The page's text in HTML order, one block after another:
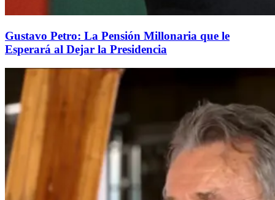
Gustavo Petro: La Pensión Millonaria que le
Esperará al Dejar la Presidencia